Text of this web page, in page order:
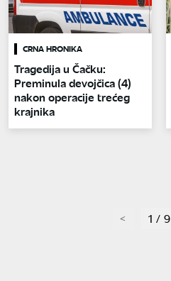
CRNA HRONIKA
Tragedija u Čačku:
Preminula devojčica (4)
nakon operacije trećeg
krajnika
page1 / 9